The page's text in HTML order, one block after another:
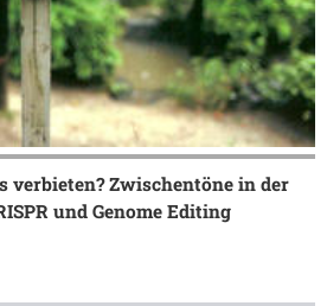
verbieten? Zwischentöne in der
und Genome Editing